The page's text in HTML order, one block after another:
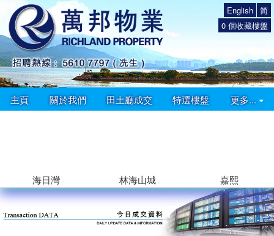
简
English
0 個收藏樓盤
主頁 關於我們 田土廳成交 特選樓盤 更多...
海日灣 林海山城 嘉熙